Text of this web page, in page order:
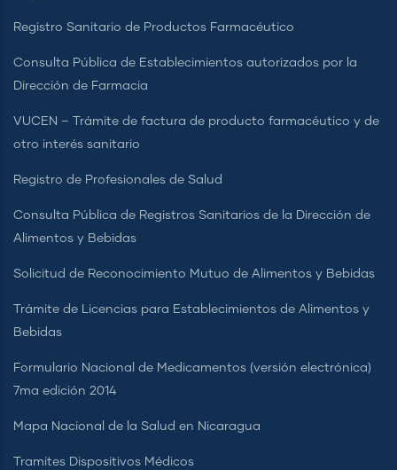
Registro Sanitario de Productos Farmacéutico
Consulta Pública de Establecimientos autorizados por la
Dirección de Farmacia
VUCEN – Trámite de factura de producto farmacéutico y de
otro interés sanitario
Registro de Profesionales de Salud
Consulta Pública de Registros Sanitarios de la Dirección de
Alimentos y Bebidas
Solicitud de Reconocimiento Mutuo de Alimentos y Bebidas
Trámite de Licencias para Establecimientos de Alimentos y
Bebidas
Formulario Nacional de Medicamentos (versión electrónica)
7ma edición 2014
Mapa Nacional de la Salud en Nicaragua
Tramites Dispositivos Médicos